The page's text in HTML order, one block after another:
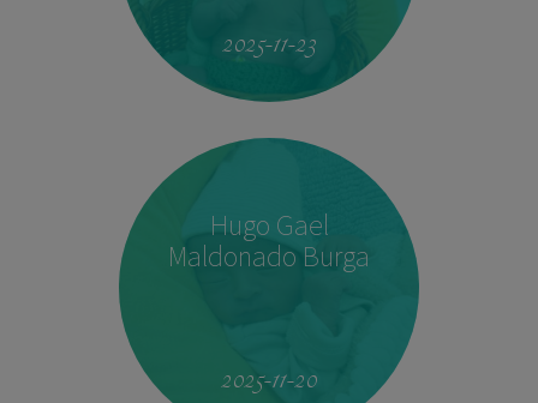
2025-11-23
Hugo Gael
Maldonado Burga
2025-11-20